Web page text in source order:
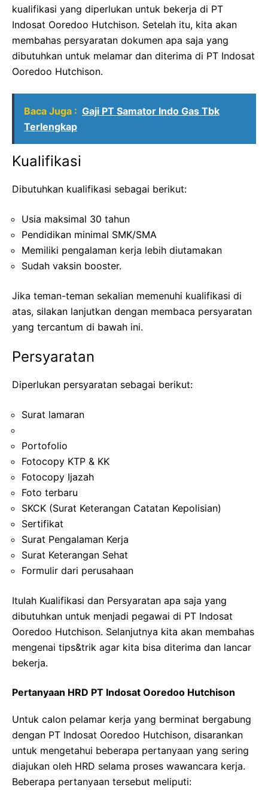
kualifikasi yang diperlukan untuk bekerja di PT
Indosat Ooredoo Hutchison. Setelah itu, kita akan
membahas persyaratan dokumen apa saja yang
dibutuhkan untuk melamar dan diterima di PT Indosat
Ooredoo Hutchison.
Baca Juga : Gaji PT Samator Indo Gas Tbk
Terlengkap
Kualifikasi
Dibutuhkan kualifikasi sebagai berikut:
Usia maksimal 30 tahun
Pendidikan minimal SMK/SMA
Memiliki pengalaman kerja lebih diutamakan
Sudah vaksin booster.
Jika teman-teman sekalian memenuhi kualifikasi di
atas, silakan lanjutkan dengan membaca persyaratan
yang tercantum di bawah ini.
Persyaratan
Diperlukan persyaratan sebagai berikut:
Surat lamaran
Portofolio
Fotocopy KTP & KK
Fotocopy Ijazah
Foto terbaru
SKCK (Surat Keterangan Catatan Kepolisian)
Sertifikat
Surat Pengalaman Kerja
Surat Keterangan Sehat
Formulir dari perusahaan
Itulah Kualifikasi dan Persyaratan apa saja yang
dibutuhkan untuk menjadi pegawai di PT Indosat
Ooredoo Hutchison. Selanjutnya kita akan membahas
mengenai tips&trik agar kita bisa diterima dan lancar
bekerja.
Pertanyaan HRD PT Indosat Ooredoo Hutchison
Untuk calon pelamar kerja yang berminat bergabung
dengan PT Indosat Ooredoo Hutchison, disarankan
untuk mengetahui beberapa pertanyaan yang sering
diajukan oleh HRD selama proses wawancara kerja.
Beberapa pertanyaan tersebut meliputi: